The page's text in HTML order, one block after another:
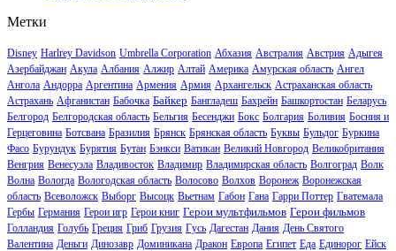
Метки
Disney Harlrey Davidson Umbrella Corporation Абхазия Австралия Австрия Адыгея
Азербайджан Акула Албания Алжир Алтай Америка Амурская область Ангел
Ангола Андорра Аргентина Армения Армия Архангельск Астраханская область
Астрахань Афганистан Бабочка Байкер Бангладеш Бахрейн Башкортостан Беларусь
Белгород Белгородская область Бельгия Бесенджи Бокс Болгария Боливия Босния и
Герцеговина Ботсвана Бразилия Брянск Брянская область Буквы Бульдог Буркина
Фасо Бурундук Бурятия Бутан Бэнкси Ватикан Великий Новгород Великобритания
Венгрия Венесуэла Владивосток Владимир Владимирская область Волгоград Волк
Волна Вологда Вологодская область Волосово Волхов Воронеж Воронежская
область Всеволожск Выборг Высоцк Вьетнам Габон Гана Гарри Поттер Гватемала
Гербы Германия Герои игр Герои книг Герои мультфильмов Герои фильмов
Голландия Голубь Греция Гриб Грузия Гусь Дагестан Дания День Святого
Валентина Деньги Динозавр Доминикана Дракон Европа Египет Еда Единорог Ейск